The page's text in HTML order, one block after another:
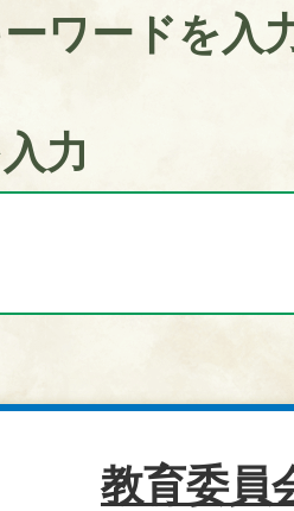
ワードを入
力
教育委員